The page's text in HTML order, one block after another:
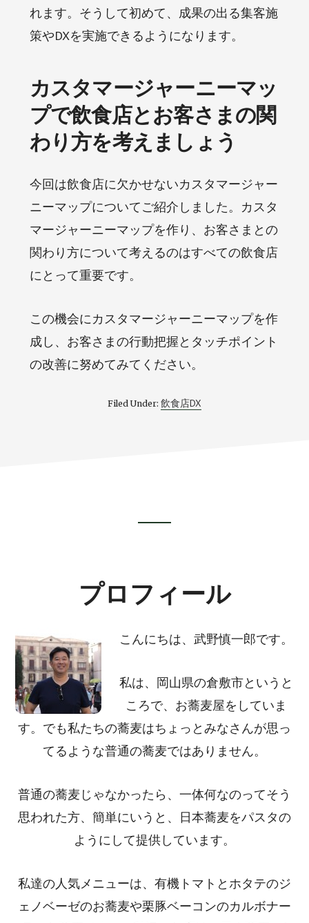
れます。そうして初めて、成果の出る集客施
策やDXを実施できるようになります。
カスタマージャーニーマッ
プで飲食店とお客さまの関
わり方を考えましょう
今回は飲食店に欠かせないカスタマージャー
ニーマップについてご紹介しました。カスタ
マージャーニーマップを作り、お客さまとの
関わり方について考えるのはすべての飲食店
にとって重要です。
この機会にカスタマージャーニーマップを作
成し、お客さまの行動把握とタッチポイント
の改善に努めてみてください。
Filed Under: 飲食店DX
プロフィール
こんにちは、武野慎一郎です。
私は、岡山県の倉敷市というと
ころで、お蕎麦屋をしていま
す。でも私たちの蕎麦はちょっとみなさんが思っ
てるような普通の蕎麦ではありません。
普通の蕎麦じゃなかったら、一体何なのってそう
思われた方、簡単にいうと、日本蕎麦をパスタの
ようにして提供しています。
私達の人気メニューは、有機トマトとホタテのジ
ェノベーゼのお蕎麦や栗豚ベーコンのカルボナー